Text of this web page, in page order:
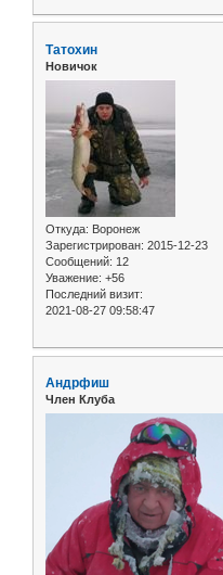
Татохин
Новичок
Откуда: Воронеж
Зарегистрирован: 2015-12-23
Сообщений: 12
Уважение: +56
Последний визит:
2021-08-27 09:58:47
Андрфиш
Член Клуба